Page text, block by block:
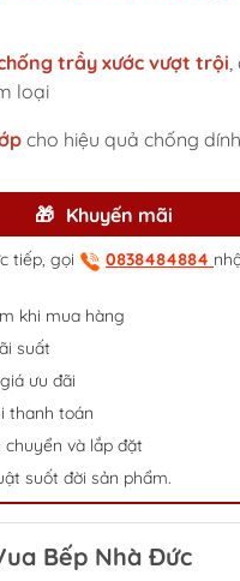
trầy xước vượt trội,
loại
cho hiệu quả chống
Khuyến mãi
tiếp, gọi 0838484884
khi mua hàng
suất
ưu đãi
thanh toán
chuyển và lắp đặt
suốt đời sản phẩm.
Bếp Nhà Đức